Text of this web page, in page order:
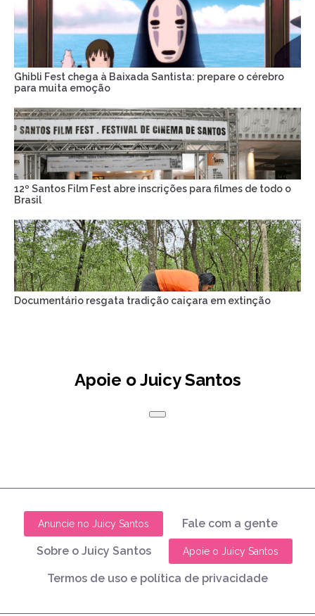
Ghibli Fest chega à Baixada Santista: prepare o cérebro
para muita emoção
12º Santos Film Fest abre inscrições para filmes de todo o
Brasil
Documentário resgata tradição caiçara em extinção
Apoie o Juicy Santos
Anuncie no Juicy Santos Fale com a gente
Sobre o Juicy Santos Apoie o Juicy Santos
Termos de uso e política de privacidade